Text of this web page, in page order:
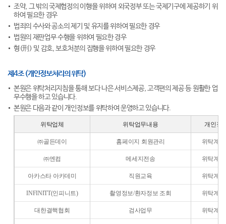
조약, 그 밖의 국제협정의 이행을 위하여 외국정부 또는 국제기구에 제공하기 위
하여 필요한 경우
법죄의 수사와 공소의 제기 및 유지를 위하여 필요한 경우
법원의 재판업무 수행을 위하여 필요한 경우
형(刑) 및 감호, 보호처분의 집행을 위하여 필요한 경우
제4조 (개인정보처리의 위탁)
본원은 위탁처리지침을 통해 보다 나은 서비스제공, 고객편의 제공 등 원활한 업
무수행을 하고 있습니다.
본원은 다음과 같이 개인정보를 위탁하여 운영하고 있습니다.
위탁업체 위탁업무내용 개인정
㈜골든데이 홈페이지 회원관리 위탁계
㈜엔컴 메세지전송 위탁계
아카스타 아카데미 직원교육 위탁계
INFINITT(인피니트) 촬영정보/환자정보 조회 위탁계
대한결핵협회 검사업무 위탁계